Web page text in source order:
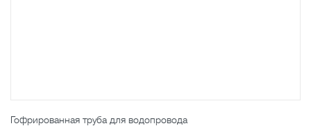
Гофрированная труба для водопровода